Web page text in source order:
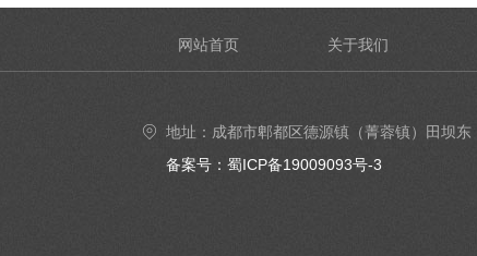
网站首页 关于我们
地址：成都市郫都区德源镇（菁蓉镇）田坝东
街6号4楼402号室
备案号：蜀ICP备19009093号-3